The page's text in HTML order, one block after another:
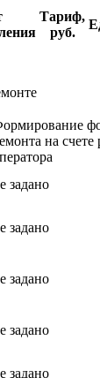
Тариф,
руб.
на счете
задано
задано
задано
задано
задано